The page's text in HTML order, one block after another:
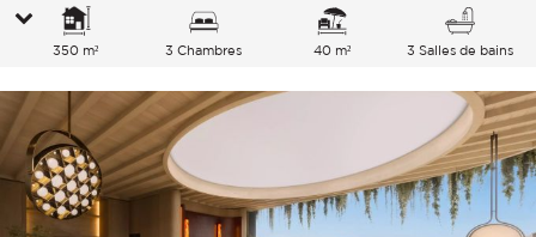
350 m² 3 Chambres 40 m² 3 Salles de bains